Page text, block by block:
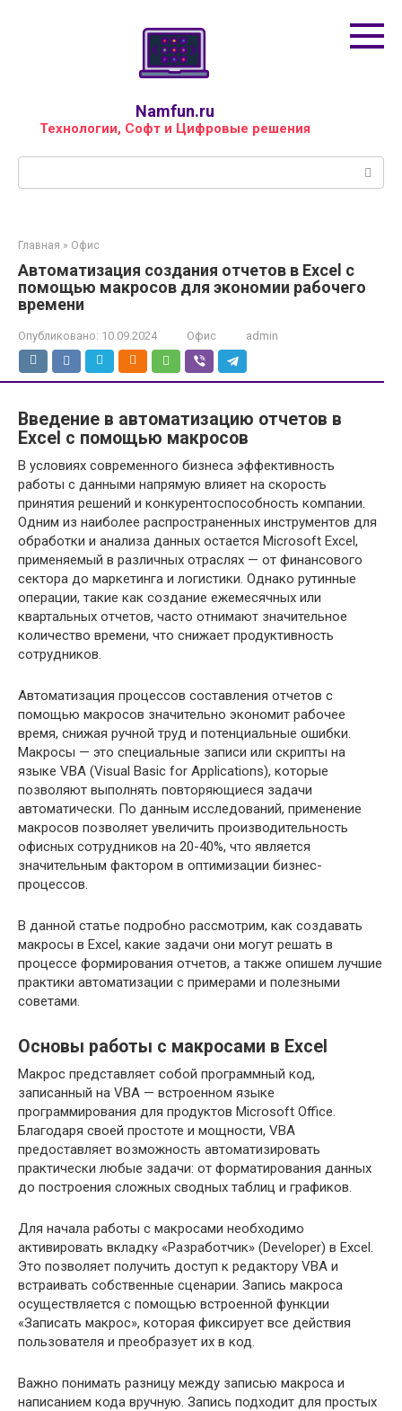
Namfun.ru
Технологии, Софт и Цифровые решения
Главная » Офис
Автоматизация создания отчетов в Excel с
помощью макросов для экономии рабочего
времени
Опубликовано: 10.09.2024 Офис admin
Введение в автоматизацию отчетов в
Excel с помощью макросов
В условиях современного бизнеса эффективность
работы с данными напрямую влияет на скорость
принятия решений и конкурентоспособность компании.
Одним из наиболее распространенных инструментов для
обработки и анализа данных остается Microsoft Excel,
применяемый в различных отраслях — от финансового
сектора до маркетинга и логистики. Однако рутинные
операции, такие как создание ежемесячных или
квартальных отчетов, часто отнимают значительное
количество времени, что снижает продуктивность
сотрудников.
Автоматизация процессов составления отчетов с
помощью макросов значительно экономит рабочее
время, снижая ручной труд и потенциальные ошибки.
Макросы — это специальные записи или скрипты на
языке VBA (Visual Basic for Applications), которые
позволяют выполнять повторяющиеся задачи
автоматически. По данным исследований, применение
макросов позволяет увеличить производительность
офисных сотрудников на 20-40%, что является
значительным фактором в оптимизации бизнес-
процессов.
В данной статье подробно рассмотрим, как создавать
макросы в Excel, какие задачи они могут решать в
процессе формирования отчетов, а также опишем лучшие
практики автоматизации с примерами и полезными
советами.
Основы работы с макросами в Excel
Макрос представляет собой программный код,
записанный на VBA — встроенном языке
программирования для продуктов Microsoft Office.
Благодаря своей простоте и мощности, VBA
предоставляет возможность автоматизировать
практически любые задачи: от форматирования данных
до построения сложных сводных таблиц и графиков.
Для начала работы с макросами необходимо
активировать вкладку «Разработчик» (Developer) в Excel.
Это позволяет получить доступ к редактору VBA и
встраивать собственные сценарии. Запись макроса
осуществляется с помощью встроенной функции
«Записать макрос», которая фиксирует все действия
пользователя и преобразует их в код.
Важно понимать разницу между записью макроса и
написанием кода вручную. Запись подходит для простых